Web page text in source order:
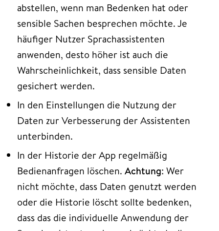
abstellen, wenn man Bedenken hat oder
sensible Sachen besprechen möchte. Je
häufiger Nutzer Sprachassistenten
anwenden, desto höher ist auch die
Wahrscheinlichkeit, dass sensible Daten
gesichert werden.
In den Einstellungen die Nutzung der
Daten zur Verbesserung der Assistenten
unterbinden.
In der Historie der App regelmäßig
Bedienanfragen löschen. Achtung: Wer
nicht möchte, dass Daten genutzt werden
oder die Historie löscht sollte bedenken,
dass das die individuelle Anwendung der